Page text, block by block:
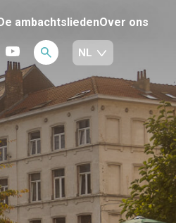
ambachtsliedenOver ons